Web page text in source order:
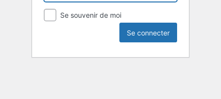
Se souvenir de moi